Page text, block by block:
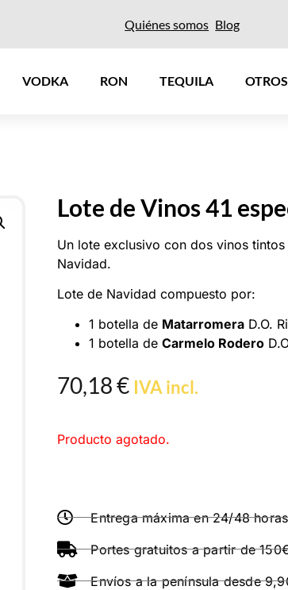
Quiénes somos Blog
VODKA RON TEQUILA
Lote de Vinos 41
Un lote exclusivo con dos vinos
Navidad.
Lote de Navidad compuesto por:
1 botella de Matarromera D.O.
1 botella de Carmelo Rodero
70,18€ IVA incl.
Producto agotado.
Entrega máxima en 24/48 horas
Portes gratuitos a partir de
Envíos a la península desde